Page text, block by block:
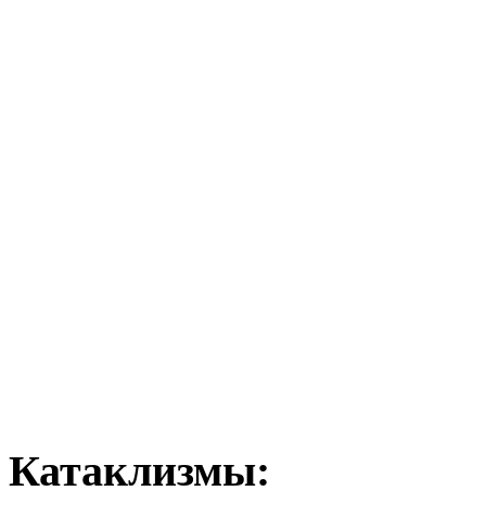
Катаклизмы: